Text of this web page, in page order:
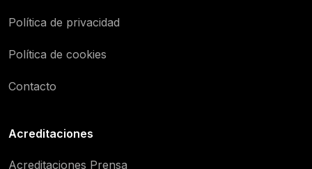
Política de privacidad
Política de cookies
Contacto
Acreditaciones
Acreditaciones Prensa